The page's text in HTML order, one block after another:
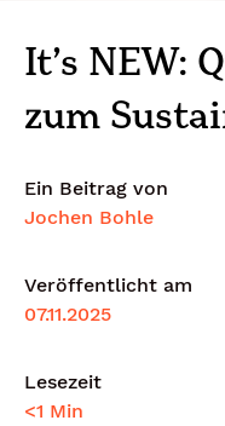
It’s NEW:
zum
Ein Beitrag von
Jochen Bohle
Veröffentlicht am
07.11.2025
Lesezeit
<1 Min